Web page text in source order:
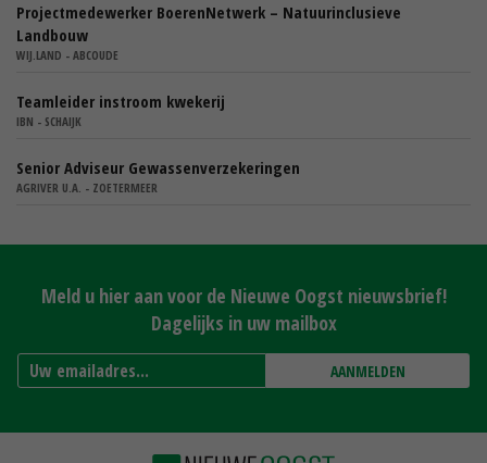
Projectmedewerker BoerenNetwerk – Natuurinclusieve
Landbouw
WIJ.LAND - ABCOUDE
Teamleider instroom kwekerij
IBN - SCHAIJK
Senior Adviseur Gewassenverzekeringen
AGRIVER U.A. - ZOETERMEER
Meld u hier aan voor de Nieuwe Oogst nieuwsbrief!
Dagelijks in uw mailbox
AANMELDEN